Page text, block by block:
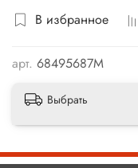
В избранное
арт. 68495687М
Выбрать